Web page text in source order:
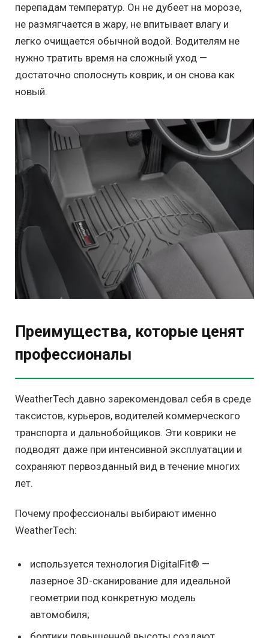
перепадам температур. Он не дубеет на морозе,
не размягчается в жару, не впитывает влагу и
легко очищается обычной водой. Водителям не
нужно тратить время на сложный уход —
достаточно сполоснуть коврик, и он снова как
новый.
Преимущества, которые ценят
профессионалы
WeatherTech давно зарекомендовал себя в среде
таксистов, курьеров, водителей коммерческого
транспорта и дальнобойщиков. Эти коврики не
подводят даже при интенсивной эксплуатации и
сохраняют первозданный вид в течение многих
лет.
Почему профессионалы выбирают именно
WeatherTech:
используется технология DigitalFit® —
лазерное 3D-сканирование для идеальной
геометрии под конкретную модель
автомобиля;